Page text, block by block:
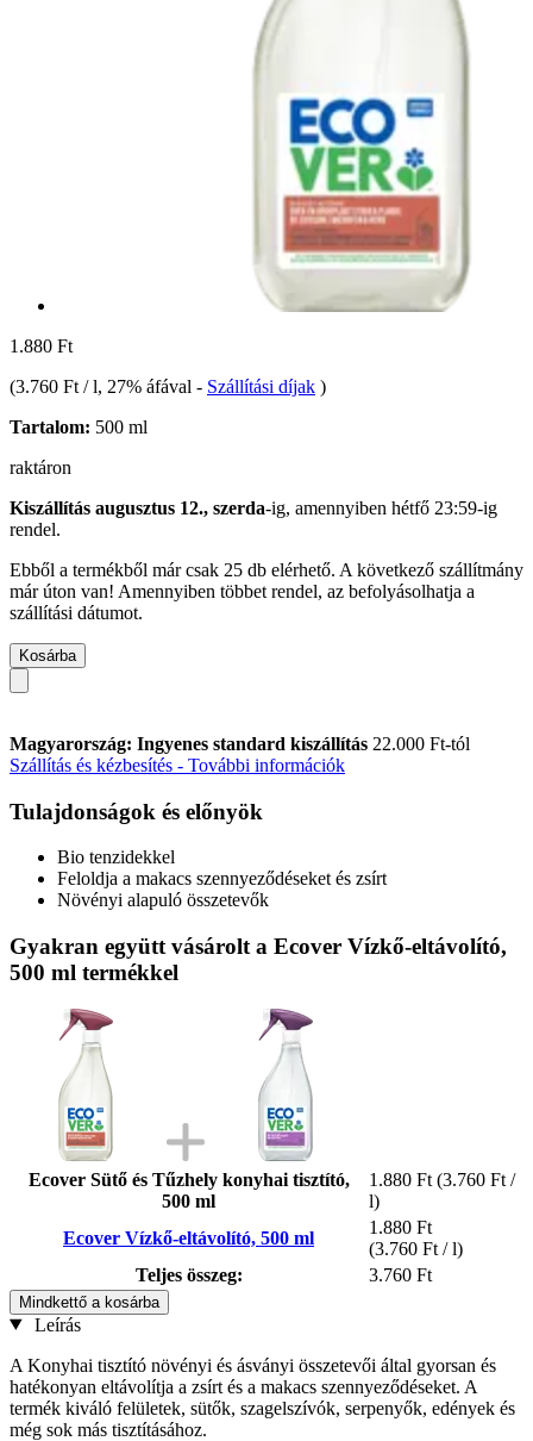
1.880 Ft
(3.760 Ft / l, 27% áfával - Szállítási díjak )
Tartalom: 500 ml
raktáron
Kiszállítás augusztus 12., szerda-ig, amennyiben hétfő 23:59-ig
rendel.
Ebből a termékből már csak 25 db elérhető. A következő szállítmány
már úton van! Amennyiben többet rendel, az befolyásolhatja a
szállítási dátumot.
Kosárba
Magyarország: Ingyenes standard kiszállítás 22.000 Ft-tól
Szállítás és kézbesítés - További információk
Tulajdonságok és előnyök
Bio tenzidekkel
Feloldja a makacs szennyeződéseket és zsírt
Növényi alapuló összetevők
Gyakran együtt vásárolt a Ecover Vízkő-eltávolító,
500 ml termékkel
Ecover Sütő és Tűzhely konyhai tisztító,
500 ml
1.880 Ft (3.760 Ft /
l)
Ecover Vízkő-eltávolító, 500 ml
1.880 Ft
(3.760 Ft / l)
Teljes összeg:
3.760 Ft
Mindkettő a kosárba
Leírás
A Konyhai tisztító növényi és ásványi összetevői által gyorsan és
hatékonyan eltávolítja a zsírt és a makacs szennyeződéseket. A
termék kiváló felületek, sütők, szagelszívók, serpenyők, edények és
még sok más tisztításához.